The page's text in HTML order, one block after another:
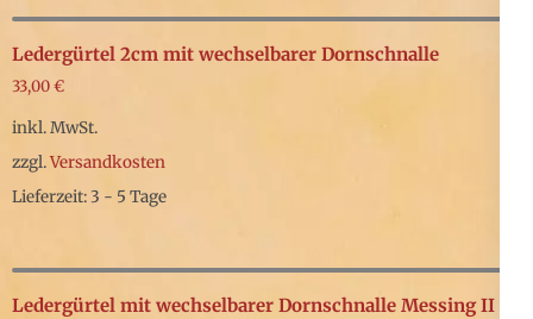
Produkt
weist
mehrere
Varianten
auf.
Die
Ledergürtel 2cm mit wechselbarer Dornschnalle
33,00€
inkl. MwSt.
zzgl.Versandkosten
Lieferzeit: 3 - 5 Tage
Produkt
weist
Ledergürtel mit wechselbarer Dornschnalle Messing II